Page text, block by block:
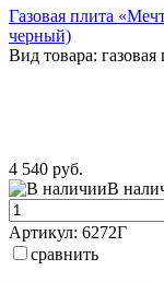
Газовая плита
черный)
Вид товара: газовая
4 540 руб.
В
Артикул: 6272Г
сравнить